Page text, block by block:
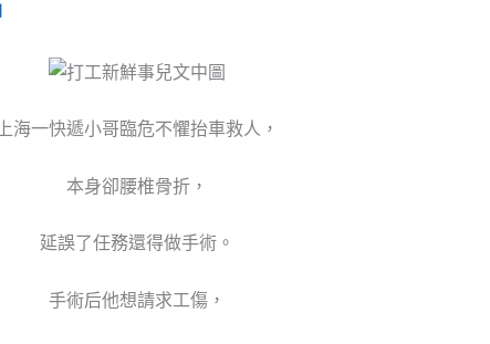
上海一快遞小哥臨危不懼抬車救人，
本身卻腰椎骨折，
延誤了任務還得做手術。
手術后他想請求工傷，